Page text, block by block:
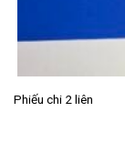
Phiếu chi 2 liên